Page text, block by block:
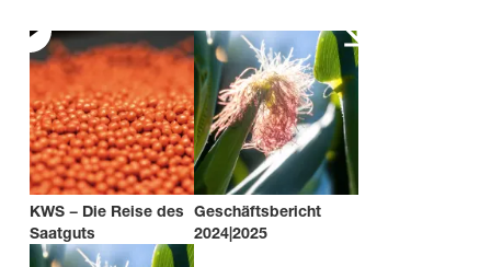
KWS − Die Reise des
Saatguts
Geschäftsbericht
2024|2025